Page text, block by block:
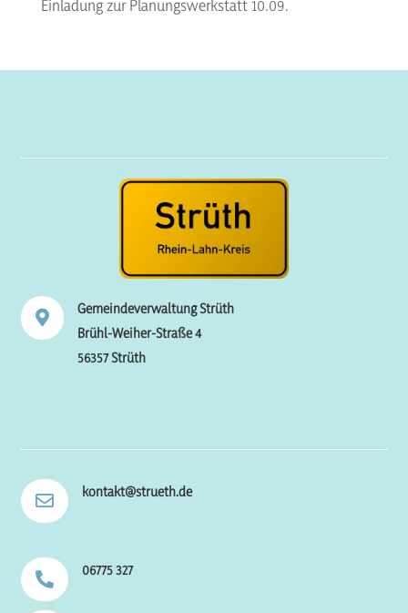
Einladung zur Planungswerkstatt 10.09.

Gemeindeverwaltung Strüth
Brühl-Weiher-Straße 4
56357 Strüth
 kontakt@strueth.de
 06775 327